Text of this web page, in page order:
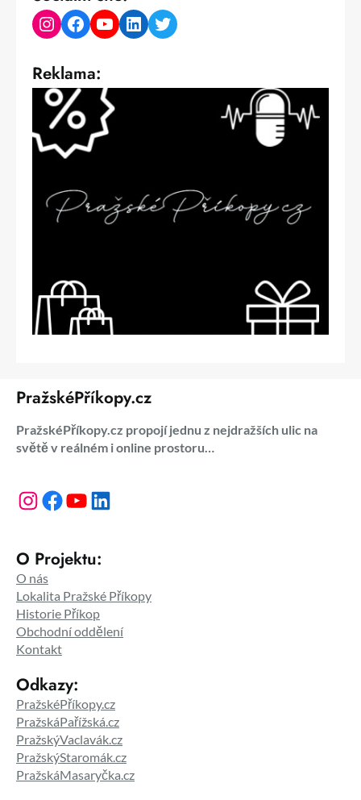
Instagram Facebook YouTube LinkedIn Twitter
Reklama:
PražskéPříkopy.cz
PražskéPříkopy.cz propojí jednu z nejdražších ulic na
světě v reálném i online prostoru…
Instagram Facebook YouTube LinkedIn
O Projektu:
O nás
Lokalita Pražské Příkopy
Historie Příkop
Obchodní oddělení
Kontakt
Odkazy:
PražskéPříkopy.cz
PražskáPařížská.cz
PražskýVaclavák.cz
PražskýStaromák.cz
PražskáMasaryčka.cz